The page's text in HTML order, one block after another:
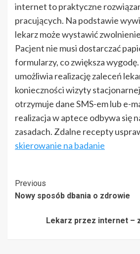
internet to praktyczne
pracujących. Na podstawie
lekarz może wystawić
Pacjent nie musi dostarczać
formularzy, co zwiększa
umożliwia realizację zaleceń
konieczności wizyty
otrzymuje dane SMS-em lub e-
realizacja w aptece odbywa się
zasadach. Zdalne recepty
skierowanie na badanie
Post
Navigation
Previous
Nowy sposób dbania o zdrowie
Lekarz przez internet –